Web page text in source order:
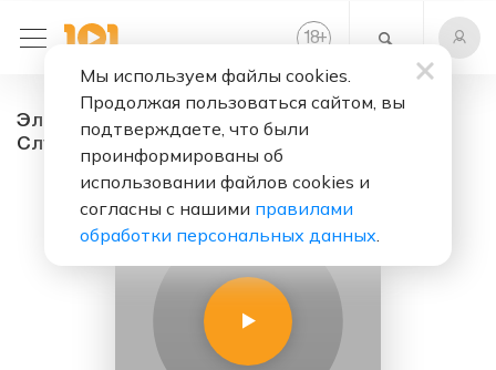
18+
Электроника - 302 г. Руза - радио онлайн.
Слушать бесплатно
Мы используем файлы cookies.
Продолжая пользоваться сайтом, вы
подтверждаете, что были
проинформированы об
использовании файлов cookies и
согласны с нашими правилами
обработки персональных данных.